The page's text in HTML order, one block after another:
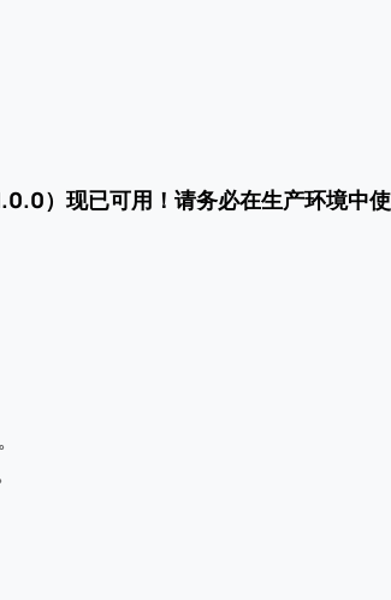
）现已可用！ 请务必在生产环境中